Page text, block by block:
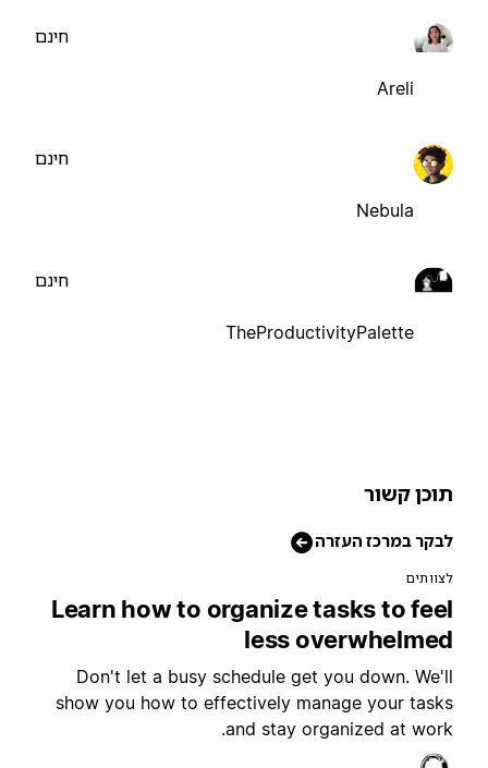
Nebula
TheProductivityPalette
קשור
במרכז העזרה
Learn how to organize tasks to
less
Don't let a busy schedule get you down.
show you how to effectively manage your
and stay organized at